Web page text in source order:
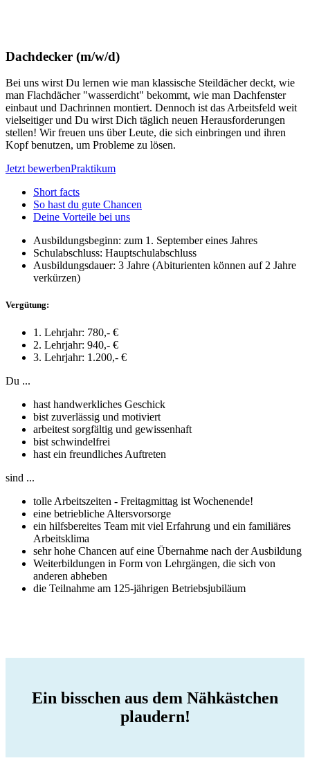
Dachdecker (m/w/d)
Bei uns wirst Du lernen wie man klassische Steildächer deckt, wie
man Flachdächer "wasserdicht" bekommt, wie man Dachfenster
einbaut und Dachrinnen montiert. Dennoch ist das Arbeitsfeld weit
vielseitiger und Du wirst Dich täglich neuen Herausforderungen
stellen! Wir freuen uns über Leute, die sich einbringen und ihren
Kopf benutzen, um Probleme zu lösen.
Jetzt bewerbenPraktikum
Short facts
So hast du gute Chancen
Deine Vorteile bei uns
Ausbildungsbeginn: zum 1. September eines Jahres
Schulabschluss: Hauptschulabschluss
Ausbildungsdauer: 3 Jahre (Abiturienten können auf 2 Jahre
verkürzen)
Vergütung:
1. Lehrjahr: 780,- €
2. Lehrjahr: 940,- €
3. Lehrjahr: 1.200,- €
Du ...
hast handwerkliches Geschick
bist zuverlässig und motiviert
arbeitest sorgfältig und gewissenhaft
bist schwindelfrei
hast ein freundliches Auftreten
sind ...
tolle Arbeitszeiten - Freitagmittag ist Wochenende!
eine betriebliche Altersvorsorge
ein hilfsbereites Team mit viel Erfahrung und ein familiäres
Arbeitsklima
sehr hohe Chancen auf eine Übernahme nach der Ausbildung
Weiterbildungen in Form von Lehrgängen, die sich von
anderen abheben
die Teilnahme am 125-jährigen Betriebsjubiläum
Ein bisschen aus dem Nähkästchen
plaudern!